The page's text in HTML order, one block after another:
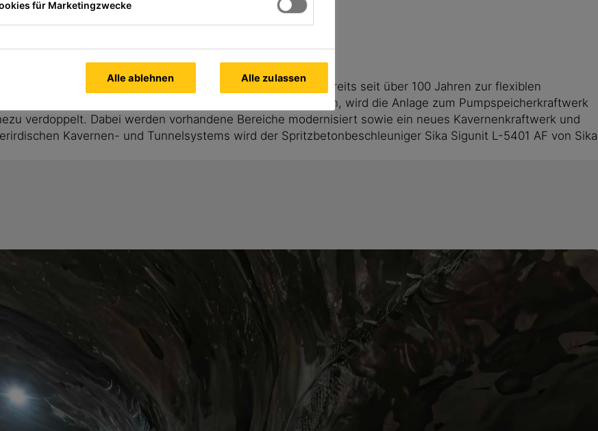
trägt zur Energiewende bei
und wird im Kraftwerk Forbach im Schwarzwald bereits seit über 100 Jahren zur flexiblen
der stetig wachsenden Nachfrage anzupassen, wird die Anlage zum Pumpspeicherkraftwerk
verdoppelt. Dabei werden vorhandene Bereiche modernisiert sowie ein neues Kavernenkraftwerk und
Kavernen- und Tunnelsystems wird der Spritzbetonbeschleuniger Sika Sigunit L-5401 AF von Sika
für Marketingzwecke
Alle ablehnen Alle zulassen